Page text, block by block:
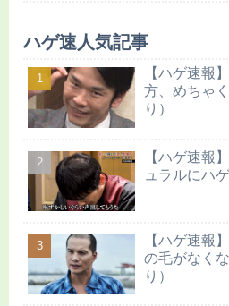
ハゲ速人気記事
【ハゲ速報
方、めちゃ
り）
【ハゲ速報
ュラルにハ
【ハゲ速報
の毛がなく
り）